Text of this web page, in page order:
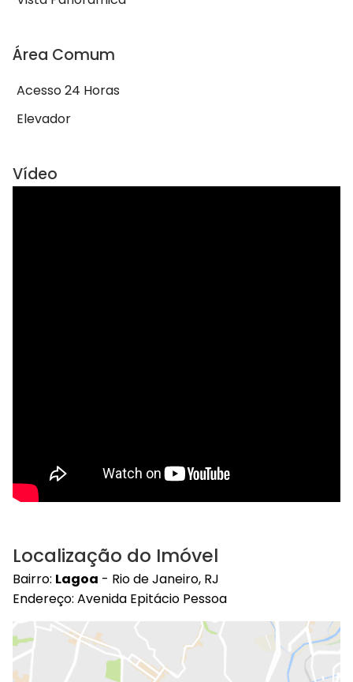
Área Comum
Acesso 24 Horas
Elevador
Vídeo
Localização do Imóvel
Bairro: Lagoa - Rio de Janeiro, RJ
Endereço: Avenida Epitácio Pessoa